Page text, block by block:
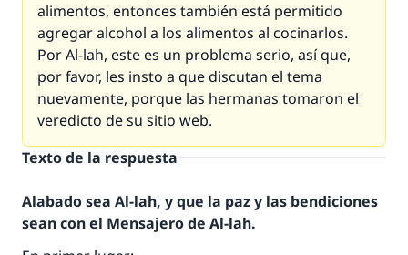
alimentos, entonces también está permitido
agregar alcohol a los alimentos al cocinarlos.
Por Al-lah, este es un problema serio, así que,
por favor, les insto a que discutan el tema
nuevamente, porque las hermanas tomaron el
veredicto de su sitio web.
Texto de la respuesta
Alabado sea Al-lah, y que la paz y las bendiciones
sean con el Mensajero de Al-lah.